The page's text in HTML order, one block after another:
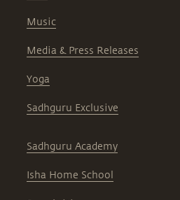
Music
Media & Press Releases
Yoga
Sadhguru Exclusive
Sadhguru Academy
Isha Home School